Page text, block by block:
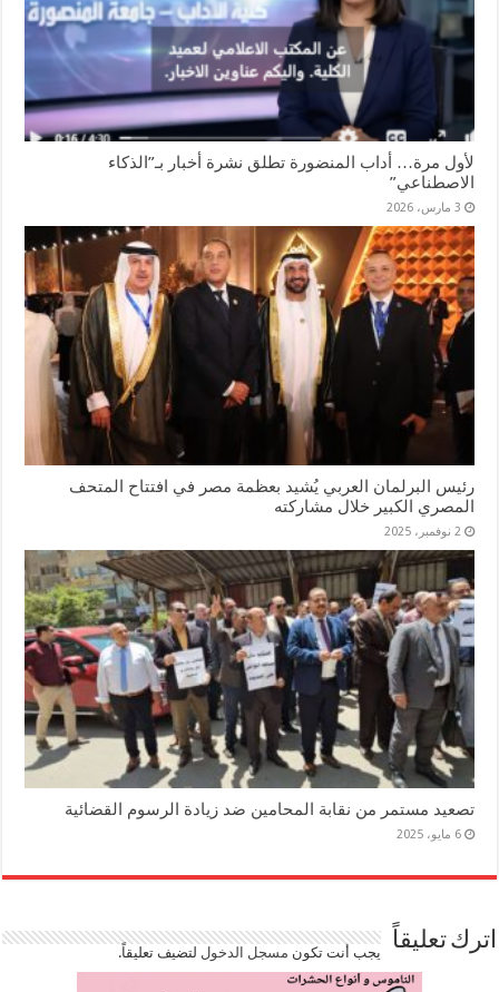
لأول مرة… أداب المنضورة تطلق نشرة أخبار بـ”الذكاء
الاصطناعي”
3 مارس، 2026
رئيس البرلمان العربي يُشيد بعظمة مصر في افتتاح المتحف
المصري الكبير خلال مشاركته
2 نوفمبر، 2025
تصعيد مستمر من نقابة المحامين ضد زيادة الرسوم القضائية
6 مايو، 2025
اترك تعليقاً يجب أنت تكون مسجل الدخوللتضيف تعليقاً.